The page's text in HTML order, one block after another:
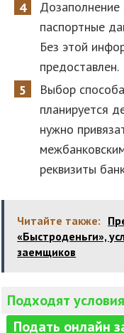
Дозаполнение
паспортные
Без этой
предоставлен.
Выбор
планируется
нужно
реквизиты
Читайте также:
«Быстроденьги»,
заемщиков
Подходят
Подать онлайн